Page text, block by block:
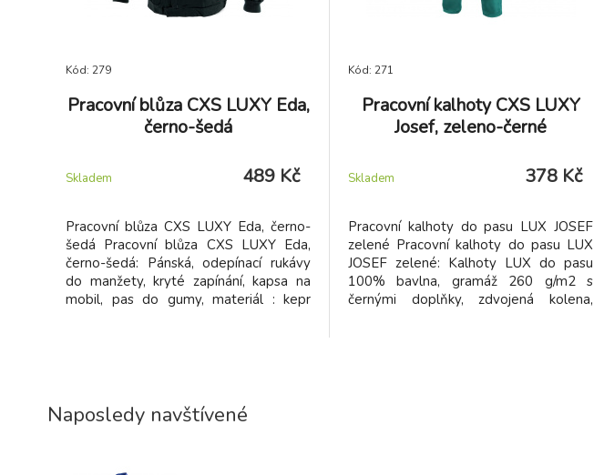
Kód: 279
Pracovní blůza CXS LUXY Eda,
černo-šedá
Skladem 489 Kč
Pracovní blůza CXS LUXY Eda, černo-
šedá Pracovní blůza CXS LUXY Eda,
černo-šedá: Pánská, odepínací rukávy
do manžety, kryté zapínání, kapsa na
mobil, pas do gumy, materiál : kepr
Kód: 271
Pracovní kalhoty CXS LUXY
Josef, zeleno-černé
Skladem 378 Kč
Pracovní kalhoty do pasu LUX JOSEF
zelené Pracovní kalhoty do pasu LUX
JOSEF zelené: Kalhoty LUX do pasu
100% bavlna, gramáž 260 g/m2 s
černými doplňky, zdvojená kolena,
Naposledy navštívené